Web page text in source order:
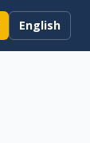
English